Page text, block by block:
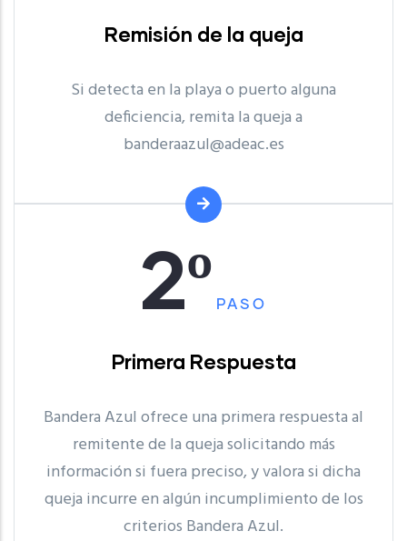
Remisión de la queja
Si detecta en la playa o puerto alguna
deficiencia, remita la queja a
banderaazul@adeac.es
2º PASO
Primera Respuesta
Bandera Azul ofrece una primera respuesta al
remitente de la queja solicitando más
información si fuera preciso, y valora si dicha
queja incurre en algún incumplimiento de los
criterios Bandera Azul.